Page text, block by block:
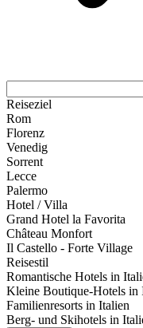
Reiseziel
Rom
Florenz
Venedig
Sorrent
Lecce
Palermo
Hotel / Villa
Grand Hotel la Favorita
Château Monfort
Il Castello - Forte Village
Reisestil
Romantische Hotels in
Kleine Boutique-Hotels in
Familienresorts in Italien
Berg- und Skihotels in